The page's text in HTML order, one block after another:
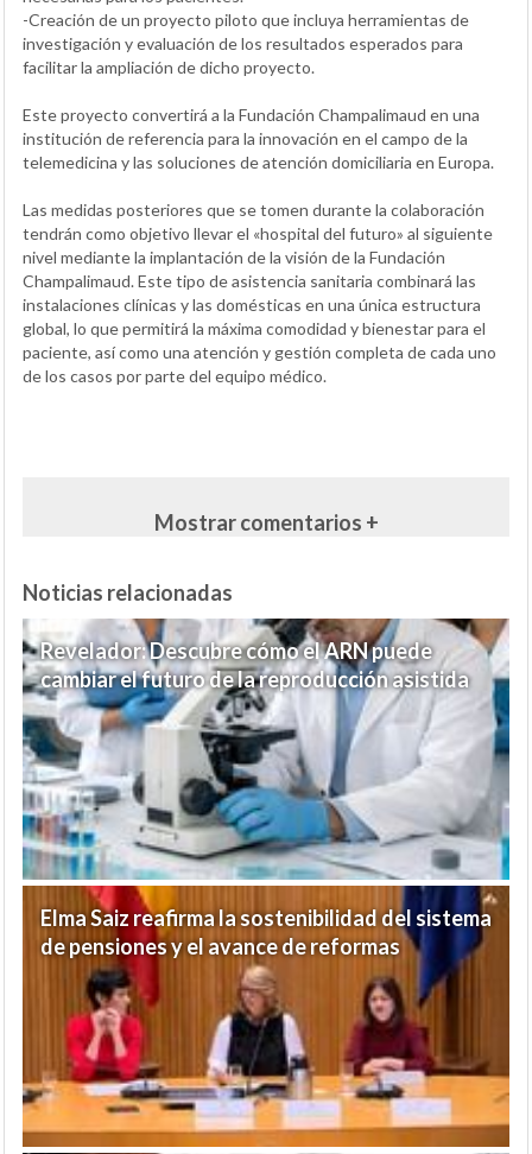
-Creación de un proyecto piloto que incluya herramientas de
investigación y evaluación de los resultados esperados para
facilitar la ampliación de dicho proyecto.
Este proyecto convertirá a la Fundación Champalimaud en una
institución de referencia para la innovación en el campo de la
telemedicina y las soluciones de atención domiciliaria en Europa.
Las medidas posteriores que se tomen durante la colaboración
tendrán como objetivo llevar el «hospital del futuro» al siguiente
nivel mediante la implantación de la visión de la Fundación
Champalimaud. Este tipo de asistencia sanitaria combinará las
instalaciones clínicas y las domésticas en una única estructura
global, lo que permitirá la máxima comodidad y bienestar para el
paciente, así como una atención y gestión completa de cada uno
de los casos por parte del equipo médico.
Mostrar comentarios +
Noticias relacionadas
Revelador: Descubre cómo el ARN puede
cambiar el futuro de la reproducción asistida
Elma Saiz reafirma la sostenibilidad del sistema
de pensiones y el avance de reformas